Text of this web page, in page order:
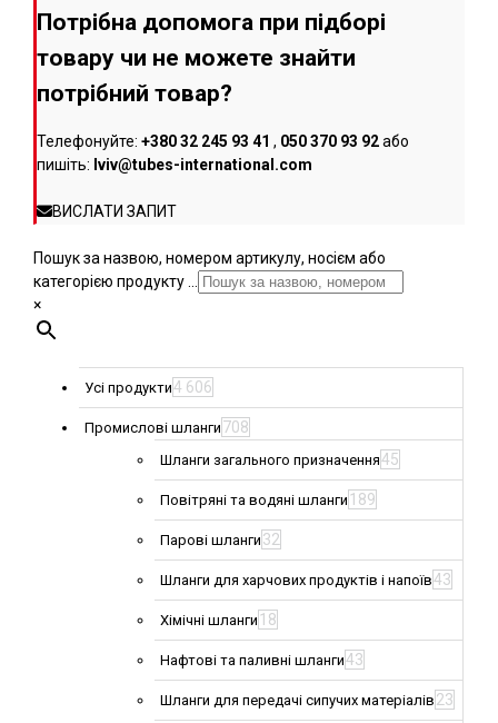
Потрібна допомога при підборі
товару чи не можете знайти
потрібний товар?
Телефонуйте: +380 32 245 93 41 , 050 370 93 92або
пишіть: lviv@tubes-international.com
ВИСЛАТИ ЗАПИТ
Пошук за назвою, номером артикулу, носієм або
категорією продукту ...
×
Усі продукти4 606
Промислові шланги 708
Шланги загального призначення45
Повітряні та водяні шланги 189
Парові шланги 32
Шланги для харчових продуктів і напоїв43
Хімічні шланги 18
Нафтові та паливні шланги43
Шланги для передачі сипучих матеріалів 23